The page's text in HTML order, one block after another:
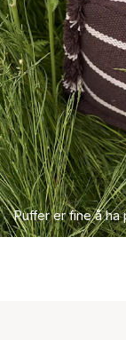
Puffer er fine å ha